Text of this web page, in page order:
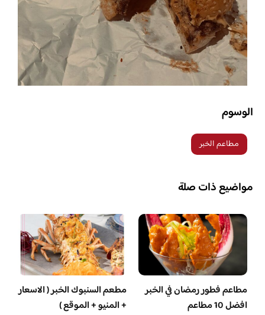
الوسوم
مطاعم الخبر
مواضيع ذات صلة
مطاعم فطور رمضان في الخبر
افضل 10 مطاعم
مطعم السنبوك الخبر ( الاسعار
+ المنيو + الموقع )